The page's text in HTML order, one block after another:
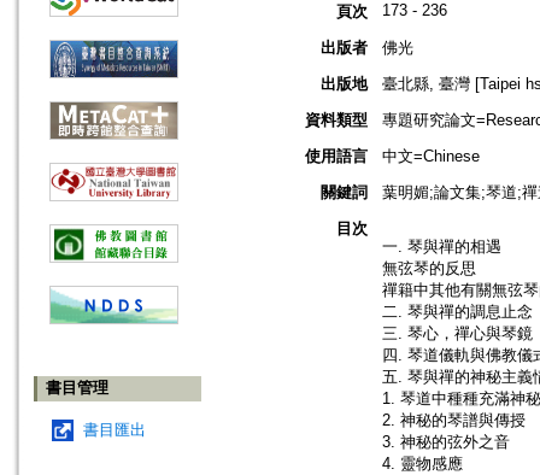
書目管理
書目匯出
頁次 173 - 236
出版者
佛光
出版地
臺北縣, 臺灣 [Taipei
資料類型
專題研究論文
使用語言
中文=Chinese
關鍵詞
葉明媚;論文集;琴道;
目次
一. 琴與禪的相遇
無弦琴的反思
禪籍中其他有關無弦
二. 琴與禪的調息止念
三. 琴心，禪心與琴鏡
四. 琴道儀軌與佛教儀
五. 琴與禪的神秘主義
1. 琴道中種種充滿神
2. 神秘的琴譜與傳授
3. 神秘的弦外之音
4. 靈物感應